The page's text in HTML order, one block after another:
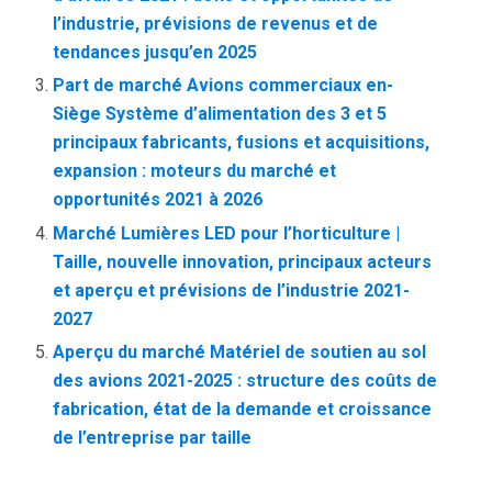
l’industrie, prévisions de revenus et de
tendances jusqu’en 2025
Part de marché Avions commerciaux en-
Siège Système d’alimentation des 3 et 5
principaux fabricants, fusions et acquisitions,
expansion : moteurs du marché et
opportunités 2021 à 2026
Marché Lumières LED pour l’horticulture |
Taille, nouvelle innovation, principaux acteurs
et aperçu et prévisions de l’industrie 2021-
2027
Aperçu du marché Matériel de soutien au sol
des avions 2021-2025 : structure des coûts de
fabrication, état de la demande et croissance
de l’entreprise par taille